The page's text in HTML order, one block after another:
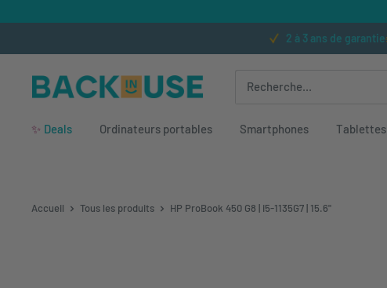
2 à 3 ans de garantie
Back in Use
✨ Deals Ordinateurs portables Smartphones Tablettes
Accueil Tous les produits HP ProBook 450 G8 | i5-1135G7 | 15.6"